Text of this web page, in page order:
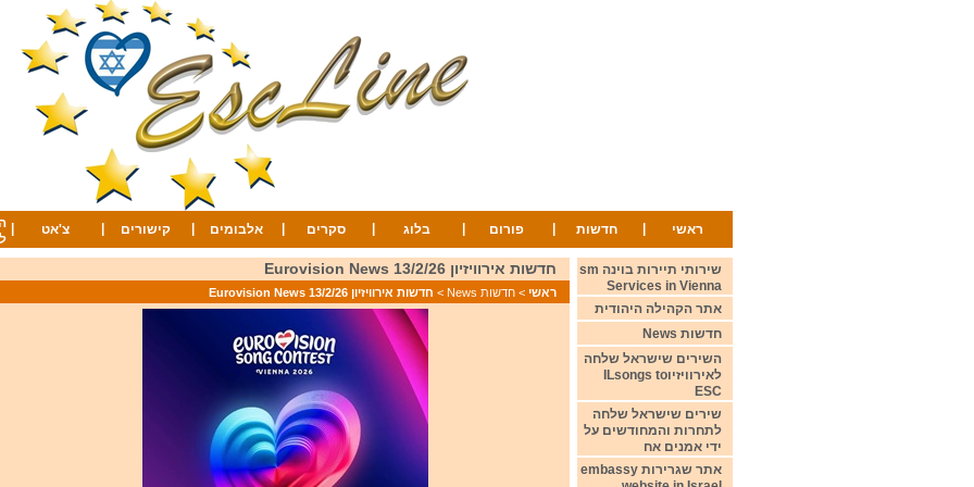
ראשי חדשות פורום בלוג סקרים אלבומים קישורים צ'אט
חדשות אירוויזיון 13/2/26 Eurovision News
ראשי > חדשות News > חדשות אירוויזיון 13/2/26 Eurovision News
שירותי תיירות בוינה sm
Services in Vienna
אתר הקהילה היהודית
חדשות News
השירים שישראל שלחה
לאירוויזיוILsongs to
ESC
שירים שישראל שלחה
לתחרות והמחודשים על
ידי אמנים אח
אתר שגרירות embassy